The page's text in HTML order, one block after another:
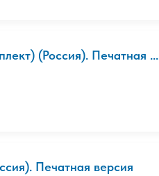
(Россия). Печатная ...
Печатная версия